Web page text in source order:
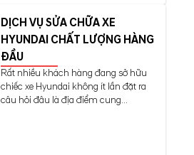
DỊCH VỤ SỬA CHỮA XE
HYUNDAI CHẤT LƯỢNG HÀNG
ĐẦU
Rất nhiều khách hàng đang sở hữu
chiếc xe Hyundai không ít lần đặt ra
câu hỏi đâu là địa điểm cung...